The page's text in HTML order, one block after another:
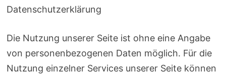
Datenschutzerklärung
Die Nutzung unserer Seite ist ohne eine Angabe
von personenbezogenen Daten möglich. Für die
Nutzung einzelner Services unserer Seite können